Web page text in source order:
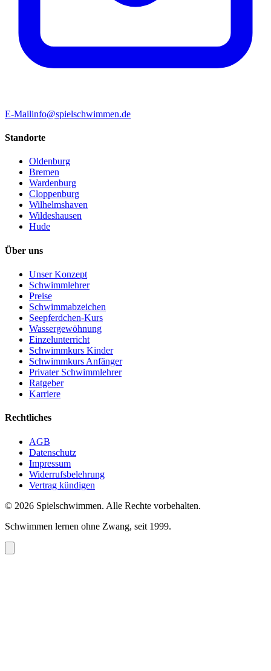
E-Mailinfo@spielschwimmen.de
Standorte
Oldenburg
Bremen
Wardenburg
Cloppenburg
Wilhelmshaven
Wildeshausen
Hude
Über uns
Unser Konzept
Schwimmlehrer
Preise
Schwimmabzeichen
Seepferdchen-Kurs
Wassergewöhnung
Einzelunterricht
Schwimmkurs Kinder
Schwimmkurs Anfänger
Privater Schwimmlehrer
Ratgeber
Karriere
Rechtliches
AGB
Datenschutz
Impressum
Widerrufsbelehrung
Vertrag kündigen
© 2026 Spielschwimmen. Alle Rechte vorbehalten.
Schwimmen lernen ohne Zwang, seit 1999.